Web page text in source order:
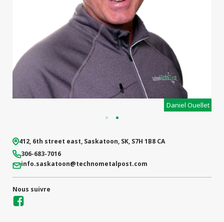
commerciaux
Daniel Ouellet
412, 6th street east, Saskatoon, SK, S7H 1B8 CA
306-683-7016
info.saskatoon@technometalpost.com
Nous suivre